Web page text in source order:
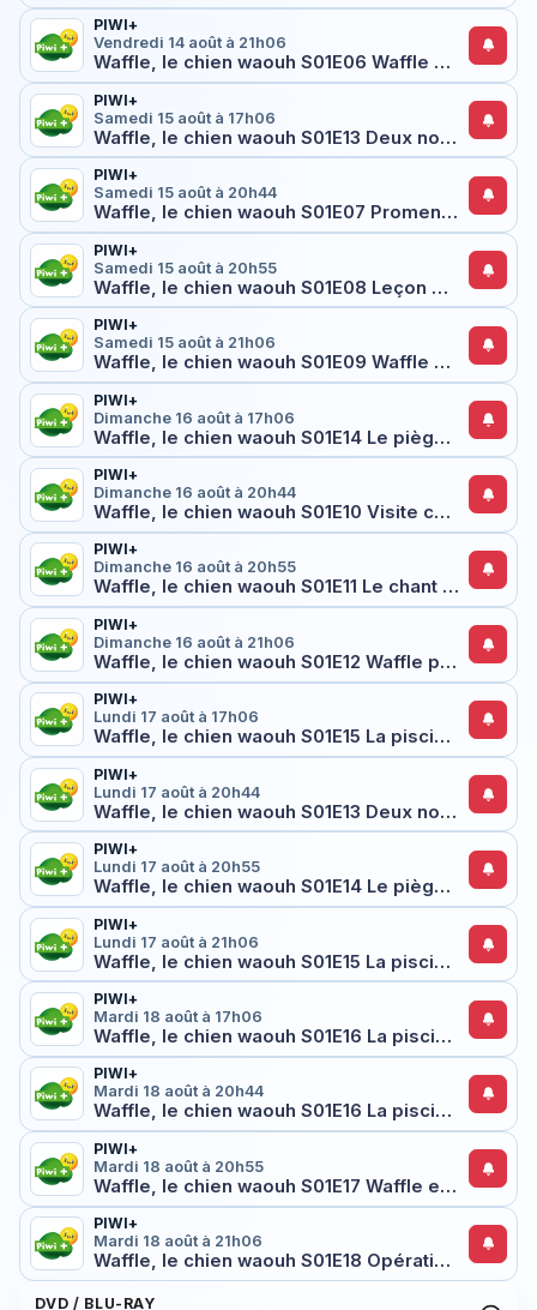
PIWI+
Vendredi 14 août à 21h06
Waffle, le chien waouh S01E06 Waffle et la peinture verte
PIWI+
Samedi 15 août à 17h06
Waffle, le chien waouh S01E13 Deux nouveaux amis pour Waffle
PIWI+
Samedi 15 août à 20h44
Waffle, le chien waouh S01E07 Promenade mouvementée
PIWI+
Samedi 15 août à 20h55
Waffle, le chien waouh S01E08 Leçon de dressage
PIWI+
Samedi 15 août à 21h06
Waffle, le chien waouh S01E09 Waffle et le chien parfait
PIWI+
Dimanche 16 août à 17h06
Waffle, le chien waouh S01E14 Le piège de madame Hobson
PIWI+
Dimanche 16 août à 20h44
Waffle, le chien waouh S01E10 Visite chez madame Hobson
PIWI+
Dimanche 16 août à 20h55
Waffle, le chien waouh S01E11 Le chant de Waffle
PIWI+
Dimanche 16 août à 21h06
Waffle, le chien waouh S01E12 Waffle part à l'aventure
PIWI+
Lundi 17 août à 17h06
Waffle, le chien waouh S01E15 La piscine de monsieur Willow
PIWI+
Lundi 17 août à 20h44
Waffle, le chien waouh S01E13 Deux nouveaux amis pour Waffle
PIWI+
Lundi 17 août à 20h55
Waffle, le chien waouh S01E14 Le piège de madame Hobson
PIWI+
Lundi 17 août à 21h06
Waffle, le chien waouh S01E15 La piscine de monsieur Willow
PIWI+
Mardi 18 août à 17h06
Waffle, le chien waouh S01E16 La piscine à balles
PIWI+
Mardi 18 août à 20h44
Waffle, le chien waouh S01E16 La piscine à balles
PIWI+
Mardi 18 août à 20h55
Waffle, le chien waouh S01E17 Waffle est malade
PIWI+
Mardi 18 août à 21h06
Waffle, le chien waouh S01E18 Opération Petit Chat
DVD / BLU-RAY